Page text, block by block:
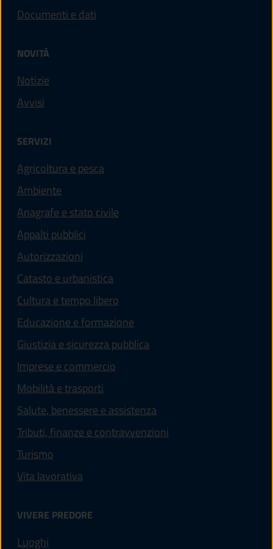
Documenti e dati
NOVITÀ
Notizie
Avvisi
SERVIZI
Agricoltura e pesca
Ambiente
Anagrafe e stato civile
Appalti pubblici
Autorizzazioni
Catasto e urbanistica
Cultura e tempo libero
Educazione e formazione
Giustizia e sicurezza pubblica
Imprese e commercio
Mobilità e trasporti
Salute, benessere e assistenza
Tributi, finanze e contravvenzioni
Turismo
Vita lavorativa
VIVERE PREDORE
Luoghi